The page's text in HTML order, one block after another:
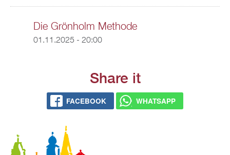
Die Grönholm Methode
01.11.2025 - 20:00
Share it
FACEBOOK WHATSAPP